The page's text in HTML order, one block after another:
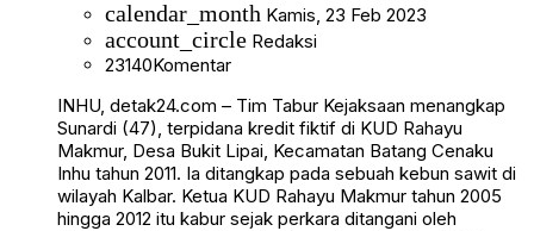
calendar_month Kamis, 23 Feb 2023
account_circle Redaksi
23140Komentar
INHU, detak24.com – Tim Tabur Kejaksaan menangkap
Sunardi (47), terpidana kredit fiktif di KUD Rahayu
Makmur, Desa Bukit Lipai, Kecamatan Batang Cenaku
Inhu tahun 2011. Ia ditangkap pada sebuah kebun sawit di
wilayah Kalbar. Ketua KUD Rahayu Makmur tahun 2005
hingga 2012 itu kabur sejak perkara ditangani oleh